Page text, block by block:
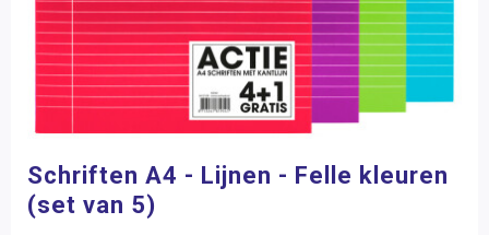
Schriften A4 - Lijnen - Felle kleuren
(set van 5)